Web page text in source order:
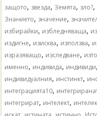
защото, звезда, Земята, зло?,
Знанието, значение,
избирайки, избледняваща,
издигне, изисква, използва,
изразяващо, изследване,
именно, индивида, индивиди,
индивидуалния, инстинкт,
интеграцията10,
интегрират, интелект,